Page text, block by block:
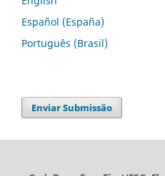
Español (España)
Português (Brasil)
Enviar Submissão